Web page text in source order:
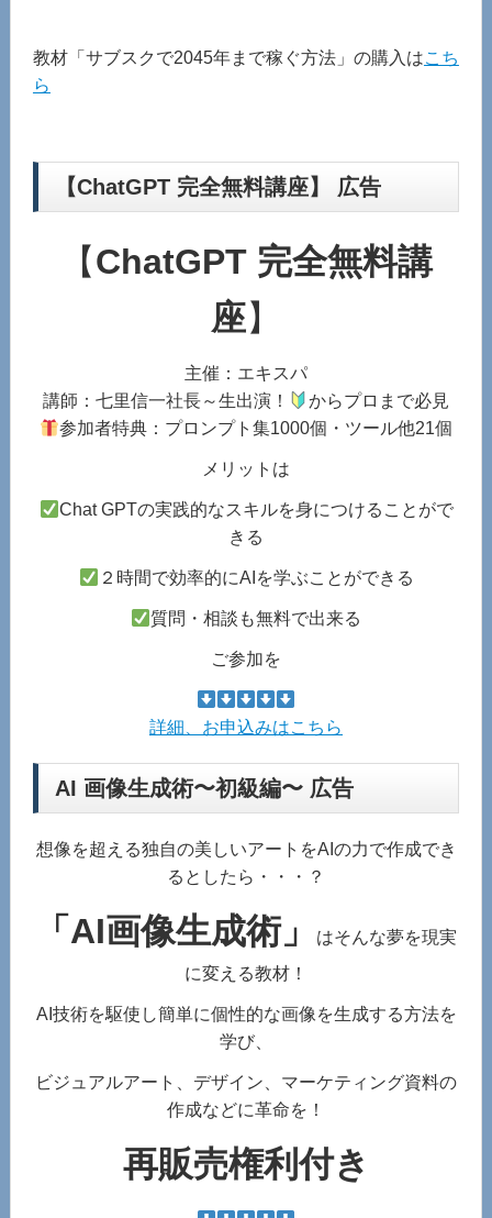
教材「サブスクで2045年まで稼ぐ方法」の購入はこち
ら
【ChatGPT 完全無料講座】 広告
【ChatGPT 完全無料講
座】
主催：エキスパ
講師：七里信一社長～生出演！
からプロまで必見
参加者特典：プロンプト集1000個・ツール他21個
メリットは
Chat GPTの実践的なスキルを身につけることがで
きる
２時間で効率的にAIを学ぶことができる
質問・相談も無料で出来る
ご参加を
詳細、お申込みはこちら
AI 画像⽣成術〜初級編〜 広告
想像を超える独自の美しいアートをAIの力で作成でき
るとしたら・・・？
「AI画像生成術」
はそんな夢を現実
に変える教材！
AI技術を駆使し簡単に個性的な画像を生成する方法を
学び、
ビジュアルアート、デザイン、マーケティング資料の
作成などに革命を！
再販売権利付き